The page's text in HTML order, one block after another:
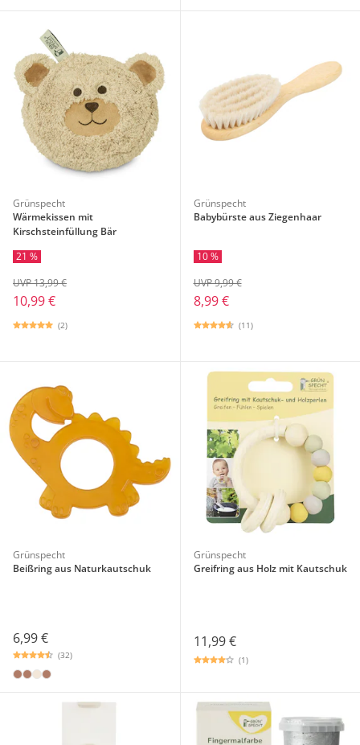
Grünspecht
Wärmekissen mit
Kirschsteinfüllung Bär
21 %
10,99 €
UVP 13,99 €
(2)
Grünspecht
Babybürste aus Ziegenhaar
10 %
8,99 €
UVP 9,99 €
(11)
Grünspecht
Beißring aus Naturkautschuk
6,99 €
(32)
Grünspecht
Greifring aus Holz mit Kautschuk
11,99 €
(1)